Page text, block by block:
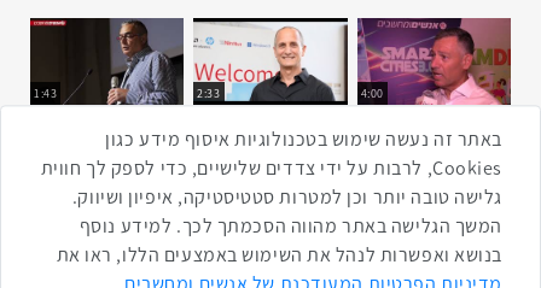
4:00
2:33
1:43
3:52
כנס RPA
1:14
כנס בינת יערות הכרמל
כנס F5
שתפו ברשת
באתר זה נעשה שימוש בטכנולוגיות איסוף מידע כגון
Cookies, לרבות על ידי צדדים שלישיים, כדי לספק לך חווית
גלישה טובה יותר וכן למטרות סטטיסטיקה, איפיון ושיווק.
המשך הגלישה באתר מהווה הסכמתך לכך. למידע נוסף
בנושא ואפשרות לנהל את השימוש באמצעים הללו, ראו את